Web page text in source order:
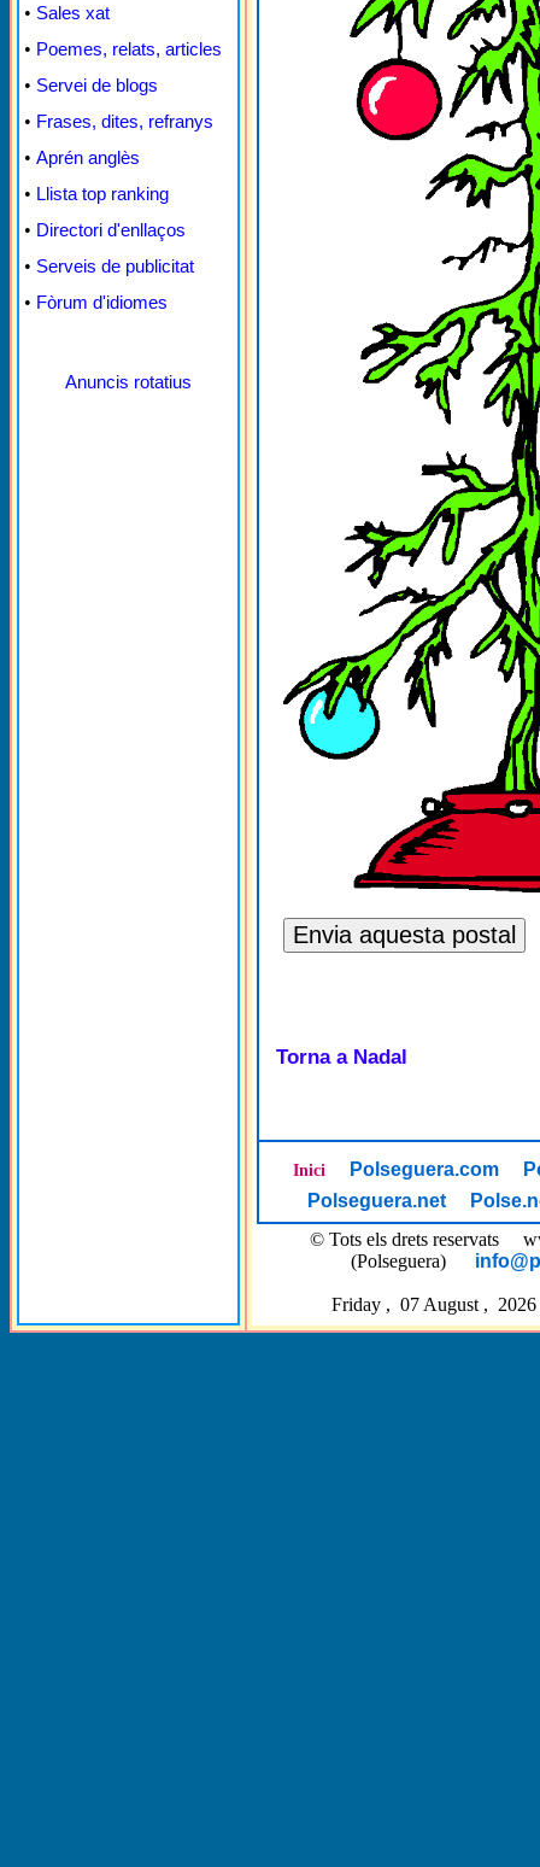
• Sales xat
• Poemes, relats, articles
• Servei de blogs
• Frases, dites, refranys
• Aprén anglès
• Llista top ranking
• Directori d'enllaços
• Serveis de publicitat
• Fòrum d'idiomes
Anuncis rotatius
Torna a Nadal
Inici Polseguera.com
Polseguera.net
© Tots els drets reservats
(Polseguera)
Friday , 07 August ,